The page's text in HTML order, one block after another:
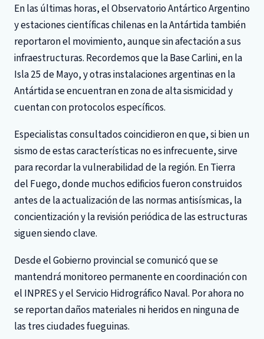
En las últimas horas, el Observatorio Antártico Argentino
y estaciones científicas chilenas en la Antártida también
reportaron el movimiento, aunque sin afectación a sus
infraestructuras. Recordemos que la Base Carlini, en la
Isla 25 de Mayo, y otras instalaciones argentinas en la
Antártida se encuentran en zona de alta sismicidad y
cuentan con protocolos específicos.
Especialistas consultados coincidieron en que, si bien un
sismo de estas características no es infrecuente, sirve
para recordar la vulnerabilidad de la región. En Tierra
del Fuego, donde muchos edificios fueron construidos
antes de la actualización de las normas antisísmicas, la
concientización y la revisión periódica de las estructuras
siguen siendo clave.
Desde el Gobierno provincial se comunicó que se
mantendrá monitoreo permanente en coordinación con
el INPRES y el Servicio Hidrográfico Naval. Por ahora no
se reportan daños materiales ni heridos en ninguna de
las tres ciudades fueguinas.